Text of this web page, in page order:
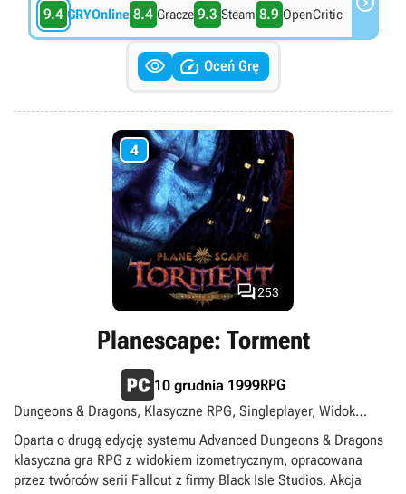
9.4 GRYOnline 8.4 Gracze 9.3 Steam 8.9 OpenCritic
  Oceń Grę
4
253
Planescape: Torment
10 grudnia 1999RPG
Dungeons & Dragons, Klasyczne RPG, Singleplayer, Widok
izometryczny
Oparta o drugą edycję systemu Advanced Dungeons & Dragons
klasyczna gra RPG z widokiem izometrycznym, opracowana
przez twórców serii Fallout z firmy Black Isle Studios. Akcja